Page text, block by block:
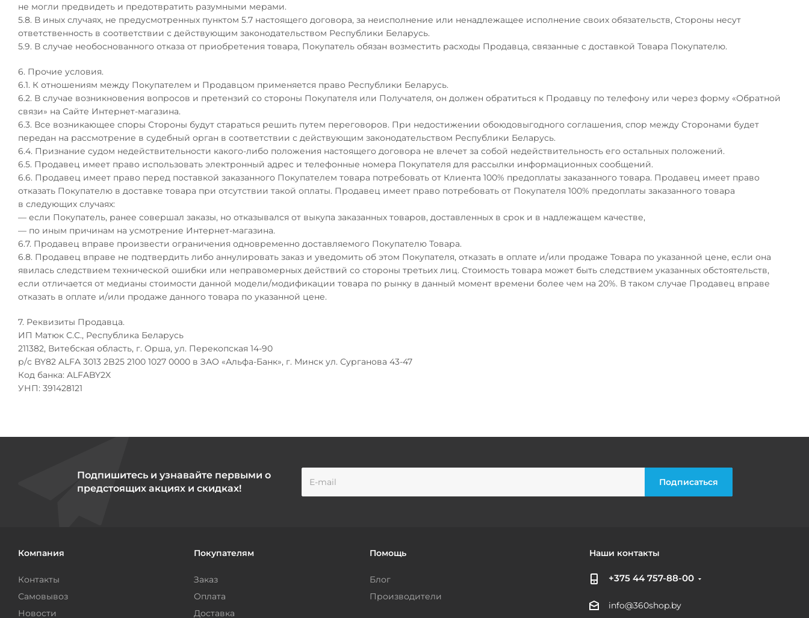
не могли предвидеть и предотвратить разумными мерами.
5.8. В иных случаях, не предусмотренных пунктом 5.7 настоящего договора, за неисполнение или ненадлежащее исполнение своих обязательств, Стороны несут
ответственность в соответствии с действующим законодательством Республики Беларусь.
5.9. В случае необоснованного отказа от приобретения товара, Покупатель обязан возместить расходы Продавца, связанные с доставкой Товара Покупателю.
6. Прочие условия.
6.1. К отношениям между Покупателем и Продавцом применяется право Республики Беларусь.
6.2. В случае возникновения вопросов и претензий со стороны Покупателя или Получателя, он должен обратиться к Продавцу по телефону или через форму «Обратной
связи» на Сайте Интернет-магазина.
6.3. Все возникающее споры Стороны будут стараться решить путем переговоров. При недостижении обоюдовыгодного соглашения, спор между Сторонами будет
передан на рассмотрение в судебный орган в соответствии с действующим законодательством Республики Беларусь.
6.4. Признание судом недействительности какого-либо положения настоящего договора не влечет за собой недействительность его остальных положений.
6.5. Продавец имеет право использовать электронный адрес и телефонные номера Покупателя для рассылки информационных сообщений.
6.6. Продавец имеет право перед поставкой заказанного Покупателем товара потребовать от Клиента 100% предоплаты заказанного товара. Продавец имеет право
отказать Покупателю в доставке товара при отсутствии такой оплаты. Продавец имеет право потребовать от Покупателя 100% предоплаты заказанного товара
в следующих случаях:
— если Покупатель, ранее совершал заказы, но отказывался от выкупа заказанных товаров, доставленных в срок и в надлежащем качестве,
— по иным причинам на усмотрение Интернет-магазина.
6.7. Продавец вправе произвести ограничения одновременно доставляемого Покупателю Товара.
6.8. Продавец вправе не подтвердить либо аннулировать заказ и уведомить об этом Покупателя, отказать в оплате и/или продаже Товара по указанной цене, если она
явилась следствием технической ошибки или неправомерных действий со стороны третьих лиц. Стоимость товара может быть следствием указанных обстоятельств,
если отличается от медианы стоимости данной модели/модификации товара по рынку в данный момент времени более чем на 20%. В таком случае Продавец вправе
отказать в оплате и/или продаже данного товара по указанной цене.
7. Реквизиты Продавца.
ИП Матюк С.С., Республика Беларусь
211382, Витебская область, г. Орша, ул. Перекопская 14-90
р/с BY82 ALFA 3013 2B25 2100 1027 0000 в ЗАО «Альфа-Банк», г. Минск ул. Сурганова 43-47
Код банка: ALFABY2X
УНП: 391428121
Подпишитесь и узнавайте первыми о
предстоящих акциях и скидках!
Компания
Контакты
Самовывоз
Новости
Покупателям
Заказ
Оплата
Доставка
Помощь
Блог
Производители
Наши контакты
+375 44 757-88-00
info@360shop.by